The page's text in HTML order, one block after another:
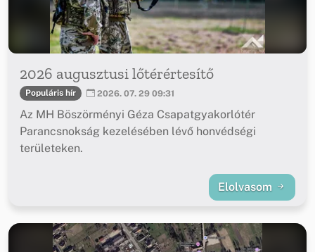
2026 augusztusi lőtérértesítő
Populáris hír 2026. 07. 29 09:31
Az MH Böszörményi Géza Csapatgyakorlótér
Parancsnokság kezelésében lévő honvédségi
területeken.
Elolvasom